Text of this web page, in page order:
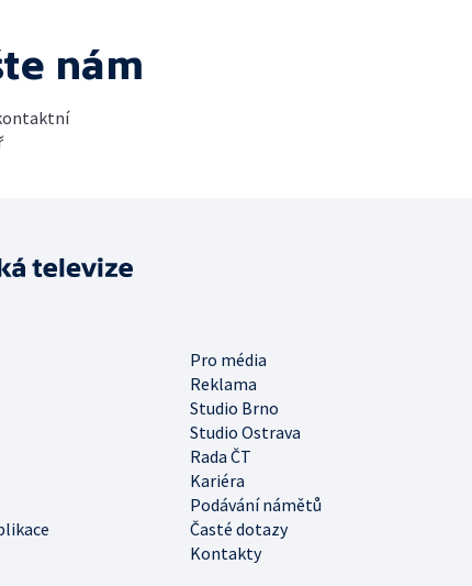
nám
Pro média
Reklama
Studio Brno
Studio Ostrava
Rada ČT
Kariéra
Podávání námětů
Časté dotazy
Kontakty